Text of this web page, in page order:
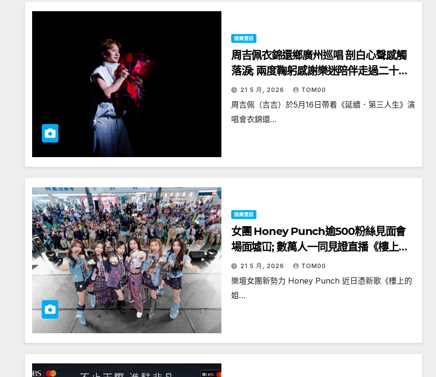
娛樂資訊
周吉佩衣錦還鄉廣州巡唱 剖白心聲感觸
落淚; 兩度鞠躬感謝樂迷陪伴走過二十年
高山低谷
21 5 月, 2026 TOM00
周吉佩（吉吉）於5月16日帶着《延續．第三人生》演
唱會衣錦還…
娛樂資訊
女團 Honey Punch逾500粉絲見面會
場面墟冚; 數萬人一同見證直播《樓上的
姐姐》大合唱
21 5 月, 2026 TOM00
樂壇女團新勢力 Honey Punch 近日憑新歌《樓上的
姐…